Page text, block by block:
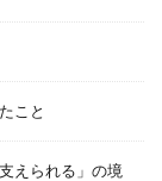
こと
えられる」の境